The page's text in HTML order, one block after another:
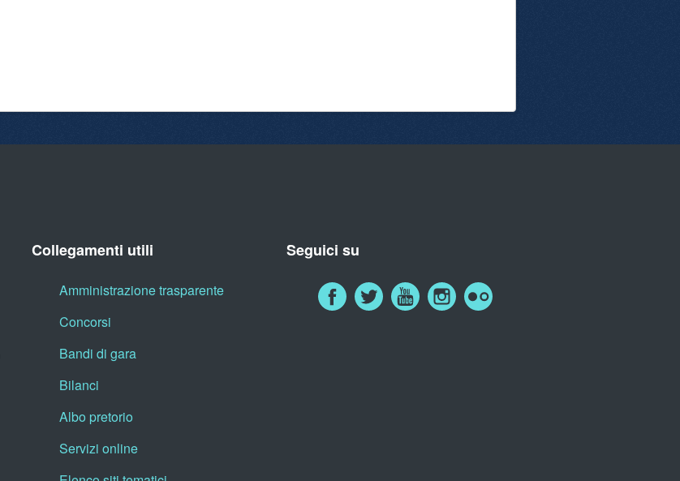
Collegamenti utili
Amministrazione trasparente
Concorsi
Bandi di gara
Bilanci
Albo pretorio
Servizi online
Seguici su